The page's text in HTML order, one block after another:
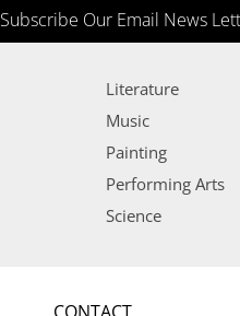
Subscribe Our Email News
Literature
Music
Painting
Performing Arts
Science